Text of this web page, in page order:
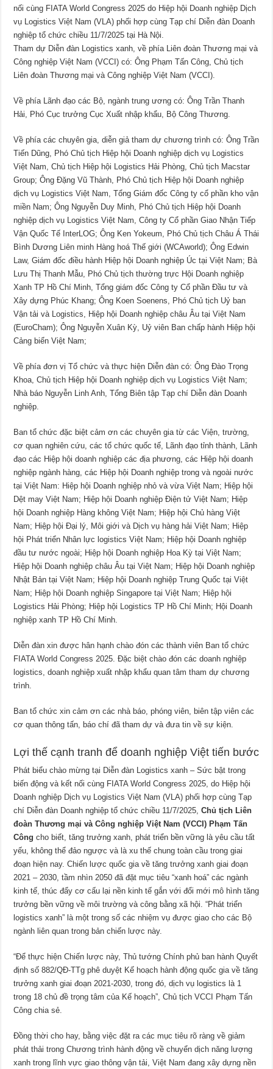
nối cùng FIATA World Congress 2025 do Hiệp hội Doanh nghiệp Dịch
vụ Logistics Việt Nam (VLA) phối hợp cùng Tạp chí Diễn đàn Doanh
nghiệp tổ chức chiều 11/7/2025 tại Hà Nội.
Tham dự Diễn đàn Logistics xanh, về phía Liên đoàn Thương mại và
Công nghiệp Việt Nam (VCCI) có: Ông Phạm Tấn Công, Chủ tịch
Liên đoàn Thương mại và Công nghiệp Việt Nam (VCCI).
Về phía Lãnh đạo các Bộ, ngành trung ương có: Ông Trần Thanh
Hải, Phó Cục trưởng Cục Xuất nhập khẩu, Bộ Công Thương.
Về phía các chuyên gia, diễn giả tham dự chương trình có: Ông Trần
Tiến Dũng, Phó Chủ tịch Hiệp hội Doanh nghiệp dịch vụ Logistics
Việt Nam, Chủ tịch Hiệp hội Logistics Hải Phòng, Chủ tịch Macstar
Group; Ông Đặng Vũ Thành, Phó Chủ tịch Hiệp hội Doanh nghiệp
dịch vụ Logistics Việt Nam, Tổng Giám đốc Công ty cổ phần kho vận
miền Nam; Ông Nguyễn Duy Minh, Phó Chủ tịch Hiệp hội Doanh
nghiệp dịch vụ Logistics Việt Nam, Công ty Cổ phần Giao Nhận Tiếp
Vận Quốc Tế InterLOG; Ông Ken Yokeum, Phó Chủ tịch Châu Á Thái
Bình Dương Liên minh Hàng hoá Thế giới (WCAworld); Ông Edwin
Law, Giám đốc điều hành Hiệp hội Doanh nghiệp Úc tại Việt Nam; Bà
Lưu Thị Thanh Mẫu, Phó Chủ tịch thường trực Hội Doanh nghiệp
Xanh TP Hồ Chí Minh, Tổng giám đốc Công ty Cổ phần Đầu tư và
Xây dựng Phúc Khang; Ông Koen Soenens, Phó Chủ tịch Uỷ ban
Vận tải và Logistics, Hiệp hội Doanh nghiệp châu Âu tại Việt Nam
(EuroCham); Ông Nguyễn Xuân Kỳ, Uỷ viên Ban chấp hành Hiệp hội
Cảng biển Việt Nam;
Về phía đơn vị Tổ chức và thực hiện Diễn đàn có: Ông Đào Trọng
Khoa, Chủ tịch Hiệp hội Doanh nghiệp dịch vụ Logistics Việt Nam;
Nhà báo Nguyễn Linh Anh, Tổng Biên tập Tạp chí Diễn đàn Doanh
nghiệp.
Ban tổ chức đặc biệt cảm ơn các chuyên gia từ các Viện, trường,
cơ quan nghiên cứu, các tổ chức quốc tế, Lãnh đạo tỉnh thành, Lãnh
đạo các Hiệp hội doanh nghiệp các địa phương, các Hiệp hội doanh
nghiệp ngành hàng, các Hiệp hội Doanh nghiệp trong và ngoài nước
tại Việt Nam: Hiệp hội Doanh nghiệp nhỏ và vừa Việt Nam; Hiệp hội
Dệt may Việt Nam; Hiệp hội Doanh nghiệp Điện tử Việt Nam; Hiệp
hội Doanh nghiệp Hàng không Việt Nam; Hiệp hội Chủ hàng Việt
Nam; Hiệp hội Đại lý, Môi giới và Dịch vụ hàng hải Việt Nam; Hiệp
hội Phát triển Nhân lực logistics Việt Nam; Hiệp hội Doanh nghiệp
đầu tư nước ngoài; Hiệp hội Doanh nghiệp Hoa Kỳ tại Việt Nam;
Hiệp hội Doanh nghiệp châu Âu tại Việt Nam; Hiệp hội Doanh nghiệp
Nhật Bản tại Việt Nam; Hiệp hội Doanh nghiệp Trung Quốc tại Việt
Nam; Hiệp hội Doanh nghiệp Singapore tại Việt Nam; Hiệp hội
Logistics Hải Phòng; Hiệp hội Logistics TP Hồ Chí Minh; Hội Doanh
nghiệp xanh TP Hồ Chí Minh.
Diễn đàn xin được hân hạnh chào đón các thành viên Ban tổ chức
FIATA World Congress 2025. Đặc biệt chào đón các doanh nghiệp
logistics, doanh nghiệp xuất nhập khẩu quan tâm tham dự chương
trình.
Ban tổ chức xin cảm ơn các nhà báo, phóng viên, biên tập viên các
cơ quan thông tấn, báo chí đã tham dự và đưa tin về sự kiện.
Lợi thế cạnh tranh để doanh nghiệp Việt tiến bước
Phát biểu chào mừng tại Diễn đàn Logistics xanh – Sức bật trong
biến động và kết nối cùng FIATA World Congress 2025, do Hiệp hội
Doanh nghiệp Dịch vụ Logistics Việt Nam (VLA) phối hợp cùng Tạp
chí Diễn đàn Doanh nghiệp tổ chức chiều 11/7/2025,Chủ tịch Liên
đoàn Thương mại và Công nghiệp Việt Nam (VCCI) Phạm Tấn
Công cho biết, tăng trưởng xanh, phát triển bền vững là yêu cầu tất
yếu, không thể đảo ngược và là xu thế chung toàn cầu trong giai
đoạn hiện nay. Chiến lược quốc gia về tăng trưởng xanh giai đoạn
2021 – 2030, tầm nhìn 2050 đã đặt mục tiêu “xanh hoá” các ngành
kinh tế, thúc đẩy cơ cấu lại nền kinh tế gắn với đổi mới mô hình tăng
trưởng bền vững về môi trường và công bằng xã hội. “Phát triển
logistics xanh” là một trong số các nhiệm vụ được giao cho các Bộ
ngành liên quan trong bản chiến lược này.
“Để thực hiện Chiến lược này, Thủ tướng Chính phủ ban hành Quyết
định số 882/QĐ-TTg phê duyệt Kế hoạch hành động quốc gia về tăng
trưởng xanh giai đoạn 2021-2030, trong đó, dịch vụ logistics là 1
trong 18 chủ đề trọng tâm của Kế hoạch”, Chủ tịch VCCI Phạm Tấn
Công chia sẻ.
Đồng thời cho hay, bằng việc đặt ra các mục tiêu rõ ràng về giảm
phát thải trong Chương trình hành động về chuyển dịch năng lượng
xanh trong lĩnh vực giao thông vận tải, Việt Nam đang xây dựng nền